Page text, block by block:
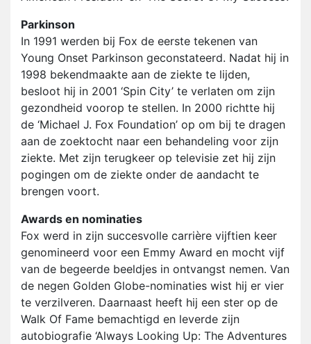
Parkinson
In 1991 werden bij Fox de eerste tekenen van
Young Onset Parkinson geconstateerd. Nadat hij in
1998 bekendmaakte aan de ziekte te lijden,
besloot hij in 2001 ‘Spin City’ te verlaten om zijn
gezondheid voorop te stellen. In 2000 richtte hij
de ‘Michael J. Fox Foundation’ op om bij te dragen
aan de zoektocht naar een behandeling voor zijn
ziekte. Met zijn terugkeer op televisie zet hij zijn
pogingen om de ziekte onder de aandacht te
brengen voort.
Awards en nominaties
Fox werd in zijn succesvolle carrière vijftien keer
genomineerd voor een Emmy Award en mocht vijf
van de begeerde beeldjes in ontvangst nemen. Van
de negen Golden Globe-nominaties wist hij er vier
te verzilveren. Daarnaast heeft hij een ster op de
Walk Of Fame bemachtigd en leverde zijn
autobiografie ‘Always Looking Up: The Adventures